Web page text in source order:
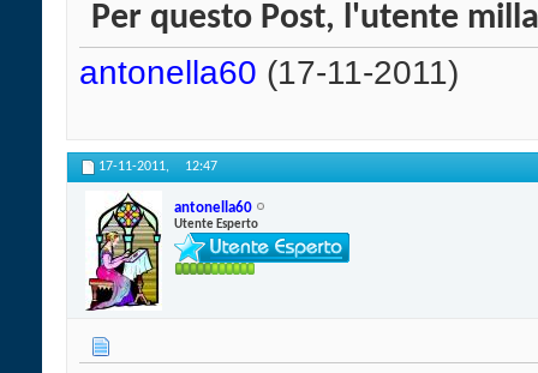
Per questo Post, l'utente
antonella60 (17-11-2011)
17-11-2011, 12:47
antonella60
Utente Esperto